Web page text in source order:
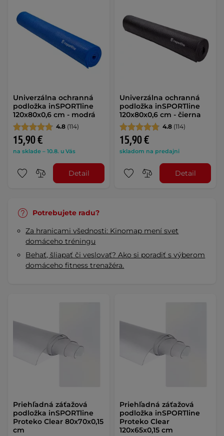
Univerzálna ochranná
podložka inSPORTline
120x80x0,6 cm - modrá
4.8 (114)
15,90 €
na sklade – 10.8. u Vás
Detail
Univerzálna ochranná
podložka inSPORTline
120x80x0,6 cm - čierna
4.8 (114)
15,90 €
skladom na predajni
Detail
Potrebujete radu?
Za hranicami všednosti: Kinomap mení svet
domáceho tréningu
Behať, šliapať či veslovať? Ako si poradiť s výberom
domáceho fitness trenažéra.
Priehľadná záťažová
podložka inSPORTline
Proteko Clear 80x70x0,15
cm
Priehľadná záťažová
podložka inSPORTline
Proteko Clear
120x65x0,15 cm